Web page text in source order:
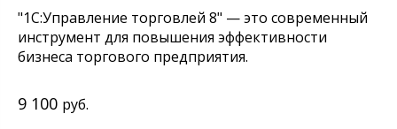
"1С:Управление торговлей 8" — это современный
инструмент для повышения эффективности
бизнеса торгового предприятия.
9 100 руб.